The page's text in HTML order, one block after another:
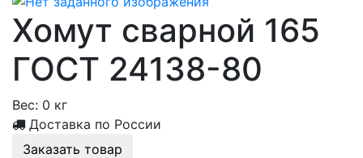
Хомут сварной 165
ГОСТ 24138-80
Вес: 0 кг
Доставка по России
Заказать товар